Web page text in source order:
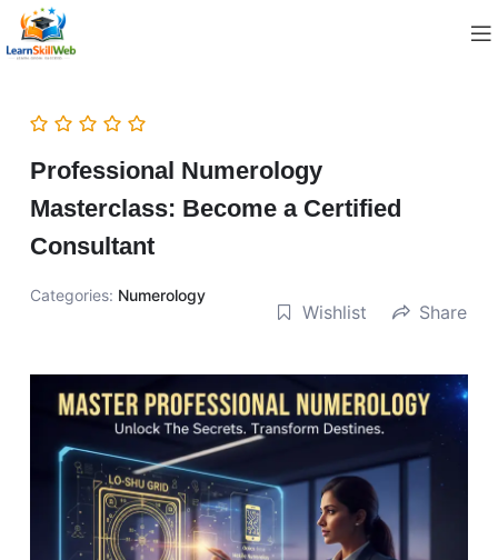
Professional Numerology
Masterclass: Become a Certified
Consultant
Categories: Numerology
Wishlist Share